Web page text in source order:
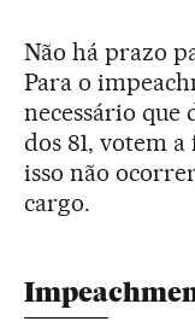
Não há prazo
Para o
necessário que
dos 81, votem
isso não
cargo.